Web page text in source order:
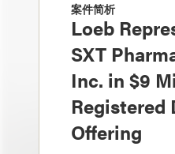
案件简析
Loeb
SXT
Inc. in $9
Registered
Offering